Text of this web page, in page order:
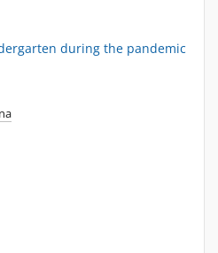
during the pandemic